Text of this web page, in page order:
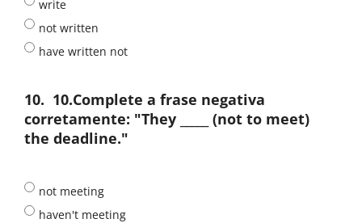
write
not written
have written not
10. 10.Complete a frase negativa
corretamente: "They _____ (not to meet)
the deadline."
not meeting
haven't meeting